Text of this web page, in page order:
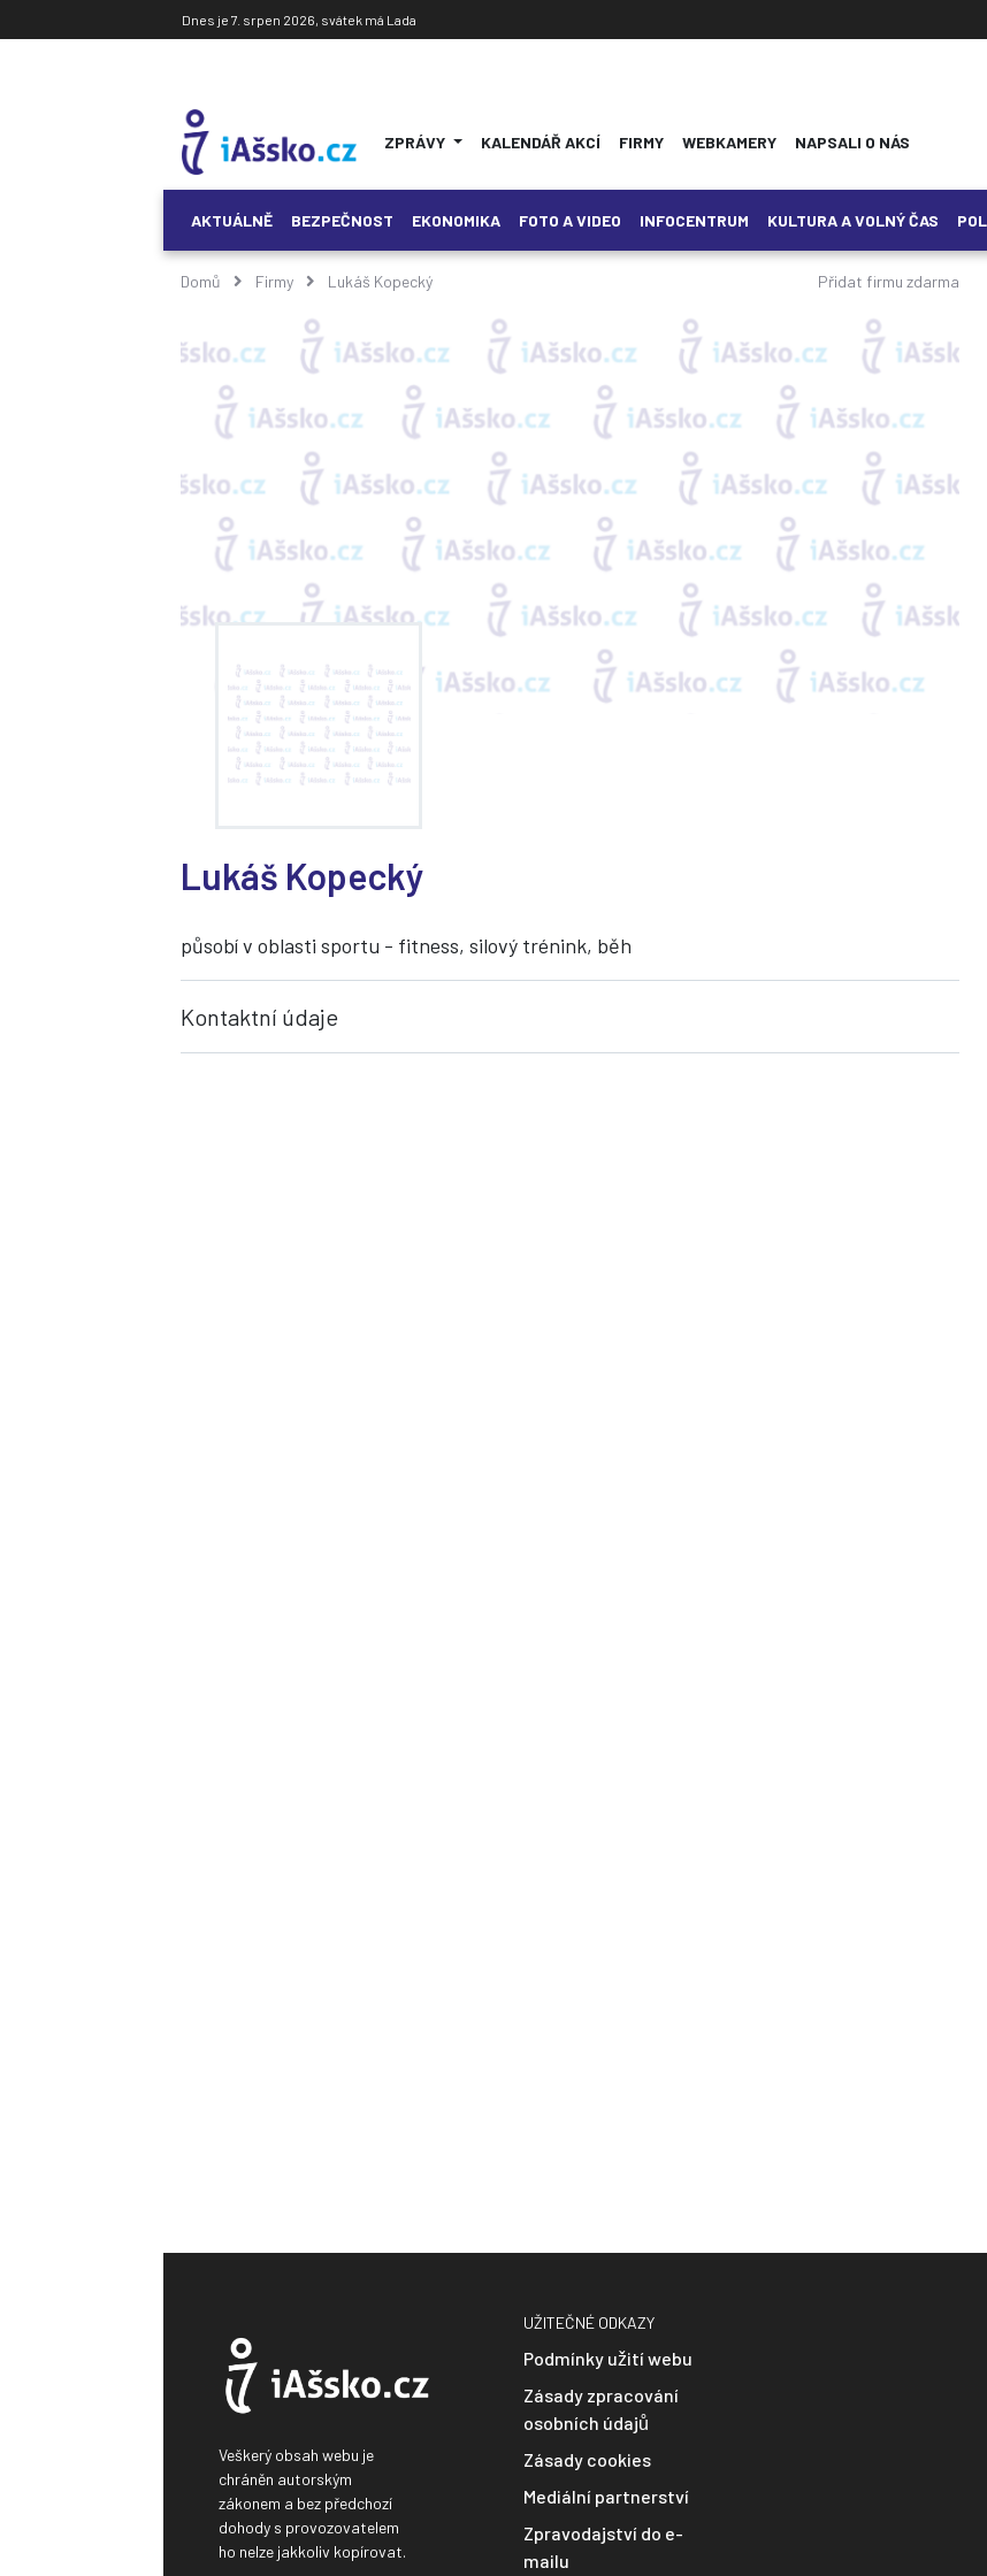
Dnes je 7. srpen 2026, svátek má Lada
ZPRÁVY KALENDÁŘ AKCÍ FIRMY WEBKAMERY NAPSALI O NÁS
AKTUÁLNĚ BEZPEČNOST EKONOMIKA FOTO A VIDEO INFOCENTRUM KULTURA A VOLNÝ ČAS
Domů Firmy Lukáš Kopecký Přidat firmu zdarma
Lukáš Kopecký
působí v oblasti sportu - fitness, silový trénink, běh
Kontaktní údaje
Veškerý obsah webu je
chráněn autorským
zákonem a bez předchozí
dohody s provozovatelem
ho nelze jakkoliv kopírovat.
UŽITEČNÉ ODKAZY
Podmínky užití webu
Zásady zpracování
osobních údajů
Zásady cookies
Mediální partnerství
Zpravodajství do e-
mailu